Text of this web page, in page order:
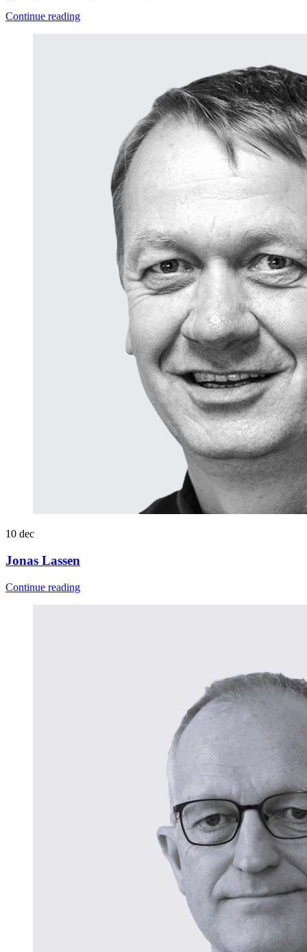
Continue reading
10 dec
Jonas Lassen
Continue reading